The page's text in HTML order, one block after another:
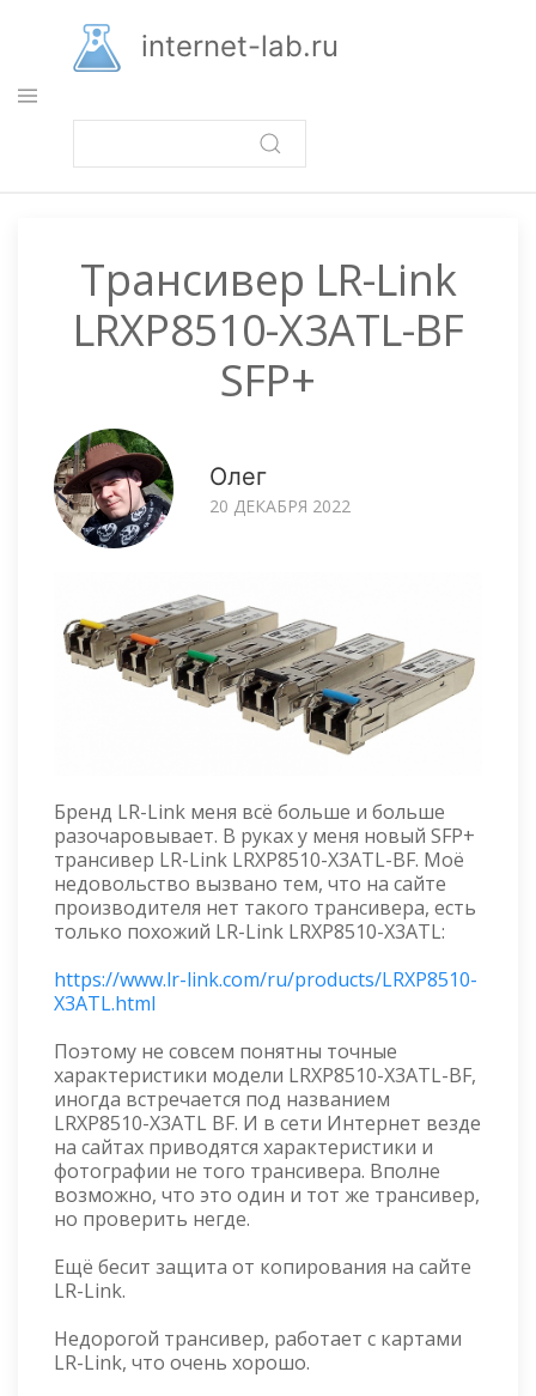
основному
содержанию
internet-lab.ru
Трансивер LR-Link
LRXP8510-X3ATL-BF
SFP+
Олег
20 ДЕКАБРЯ 2022
Бренд LR-Link меня всё больше и больше
разочаровывает. В руках у меня новый SFP+
трансивер LR-Link LRXP8510-X3ATL-BF. Моё
недовольство вызвано тем, что на сайте
производителя нет такого трансивера, есть
только похожий LR-Link LRXP8510-X3ATL:
https://www.lr-link.com/ru/products/LRXP8510-
X3ATL.html
Поэтому не совсем понятны точные
характеристики модели LRXP8510-X3ATL-BF,
иногда встречается под названием
LRXP8510-X3ATL BF. И в сети Интернет везде
на сайтах приводятся характеристики и
фотографии не того трансивера. Вполне
возможно, что это один и тот же трансивер,
но проверить негде.
Ещё бесит защита от копирования на сайте
LR-Link.
Недорогой трансивер, работает с картами
LR-Link, что очень хорошо.